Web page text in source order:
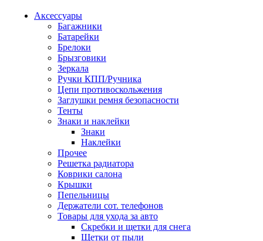
Аксессуары
Багажники
Батарейки
Брелоки
Брызговики
Зеркала
Ручки КПП/Ручника
Цепи противоскольжения
Заглушки ремня безопасности
Тенты
Знаки и наклейки
Знаки
Наклейки
Прочее
Решетка радиатора
Коврики салона
Крышки
Пепельницы
Держатели сот. телефонов
Товары для ухода за авто
Скребки и щетки для снега
Щетки от пыли